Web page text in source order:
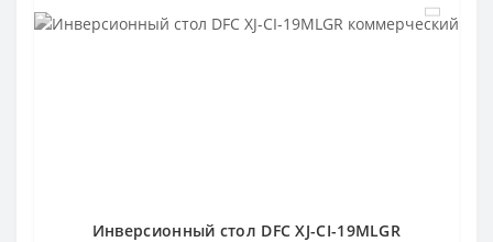
Инверсионный стол DFC XJ-CI-19MLGR